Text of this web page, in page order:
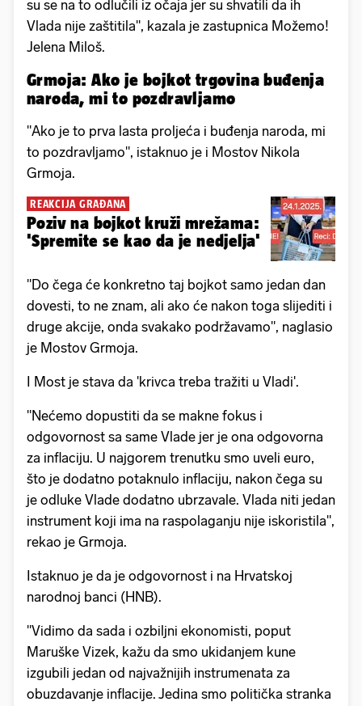
su se na to odlučili iz očaja jer su shvatili da ih
Vlada nije zaštitila", kazala je zastupnica Možemo!
Jelena Miloš.
Grmoja: Ako je bojkot trgovina buđenja
naroda, mi to pozdravljamo
"Ako je to prva lasta proljeća i buđenja naroda, mi
to pozdravljamo", istaknuo je i Mostov Nikola
Grmoja.
REAKCIJA GRAĐANA
Poziv na bojkot kruži mrežama:
'Spremite se kao da je nedjelja'
"Do čega će konkretno taj bojkot samo jedan dan
dovesti, to ne znam, ali ako će nakon toga slijediti i
druge akcije, onda svakako podržavamo", naglasio
je Mostov Grmoja.
I Most je stava da 'krivca treba tražiti u Vladi'.
"Nećemo dopustiti da se makne fokus i
odgovornost sa same Vlade jer je ona odgovorna
za inflaciju. U najgorem trenutku smo uveli euro,
što je dodatno potaknulo inflaciju, nakon čega su
je odluke Vlade dodatno ubrzavale. Vlada niti jedan
instrument koji ima na raspolaganju nije iskoristila",
rekao je Grmoja.
Istaknuo je da je odgovornost i na Hrvatskoj
narodnoj banci (HNB).
"Vidimo da sada i ozbiljni ekonomisti, poput
Maruške Vizek, kažu da smo ukidanjem kune
izgubili jedan od najvažnijih instrumenata za
obuzdavanje inflacije. Jedina smo politička stranka